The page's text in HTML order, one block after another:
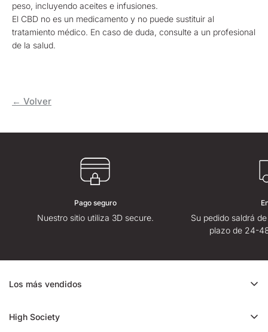
peso, incluyendo aceites e infusiones.
El CBD no es un medicamento y no puede sustituir al
tratamiento médico. En caso de duda, consulte a un profesional
de la salud.
← Volver
Pago seguro
Nuestro sitio utiliza 3D secure.
Su pedido saldrá
plazo de 24-
Los más vendidos
High Society